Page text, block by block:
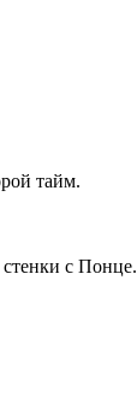
тайм.
с Понце.